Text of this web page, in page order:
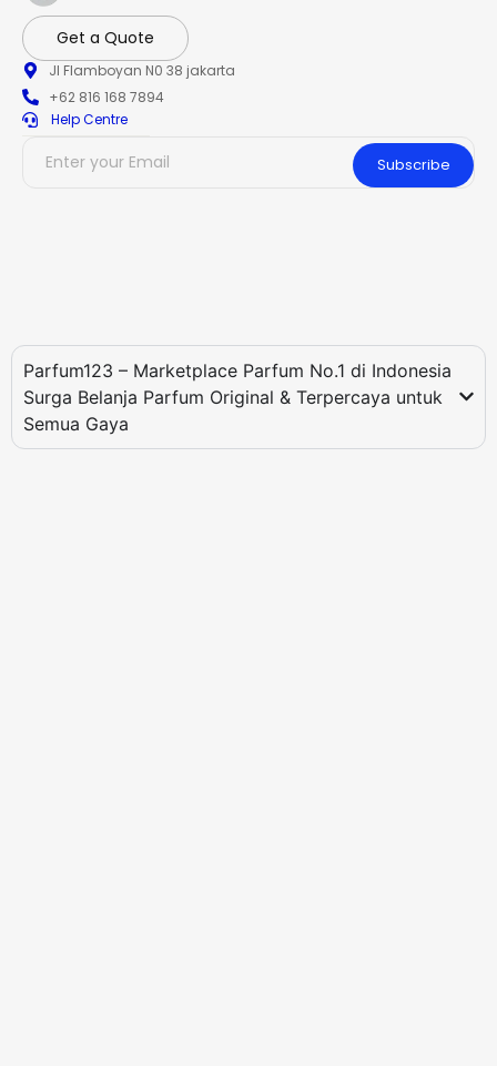
Get a Quote
Jl Flamboyan N0 38 jakarta
+62 816 168 7894
Help Centre
Subscribe
Parfum123 – Marketplace Parfum No.1 di Indonesia
Surga Belanja Parfum Original & Terpercaya untuk
Semua Gaya